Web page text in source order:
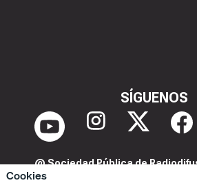
Cookies
SÍGUENOS
@ Sociedad Pública de